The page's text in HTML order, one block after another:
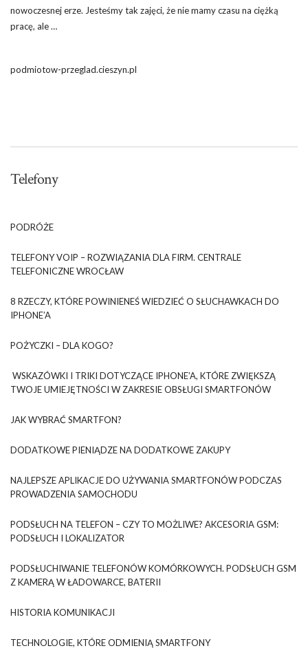
nowoczesnej erze. Jesteśmy tak zajęci, że nie mamy czasu na ciężką
pracę, ale …
podmiotow-przeglad.cieszyn.pl
Telefony
PODRÓŻE
TELEFONY VOIP – ROZWIĄZANIA DLA FIRM. CENTRALE
TELEFONICZNE WROCŁAW
8 RZECZY, KTÓRE POWINIENEŚ WIEDZIEĆ O SŁUCHAWKACH DO
IPHONE’A
POŻYCZKI – DLA KOGO?
WSKAZÓWKI I TRIKI DOTYCZĄCE IPHONE’A, KTÓRE ZWIĘKSZĄ
TWOJE UMIEJĘTNOŚCI W ZAKRESIE OBSŁUGI SMARTFONÓW
JAK WYBRAĆ SMARTFON?
DODATKOWE PIENIĄDZE NA DODATKOWE ZAKUPY
NAJLEPSZE APLIKACJE DO UŻYWANIA SMARTFONÓW PODCZAS
PROWADZENIA SAMOCHODU
PODSŁUCH NA TELEFON – CZY TO MOŻLIWE? AKCESORIA GSM:
PODSŁUCH I LOKALIZATOR
PODSŁUCHIWANIE TELEFONÓW KOMÓRKOWYCH. PODSŁUCH GSM
Z KAMERĄ W ŁADOWARCE, BATERII
HISTORIA KOMUNIKACJI
TECHNOLOGIE, KTÓRE ODMIENIĄ SMARTFONY